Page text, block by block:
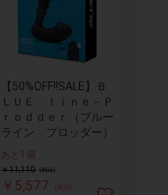
【50%OFF!!SALE】Ｂ
ＬＵＥ ｌｉｎｅ－Ｐ
ｒｏｄｄｅｒ（ブルー
ライン プロッダー）
あと1個
￥11,110 (税込)
￥5,577 (税込)